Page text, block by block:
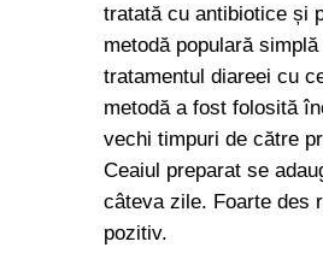
tratată cu antibiotice și
metodă populară
tratamentul diareei cu
metodă a fost folosită
vechi timpuri de către
Ceaiul preparat se
câteva zile. Foarte des
pozitiv.